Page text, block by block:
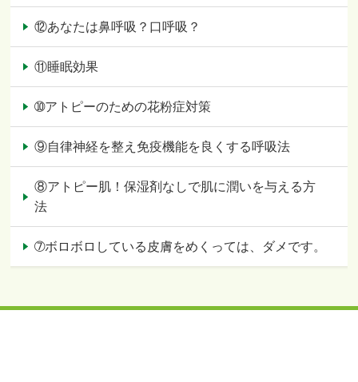
⑫あなたは鼻呼吸？口呼吸？
⑪睡眠効果
➉アトピーのための花粉症対策
⑨自律神経を整え免疫機能を良くする呼吸法
⑧アトピー肌！保湿剤なしで肌に潤いを与える方
法
➆ボロボロしている皮膚をめくっては、ダメです。